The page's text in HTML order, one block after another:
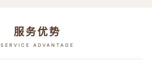
服务优势
SERVICE ADVANTAGE